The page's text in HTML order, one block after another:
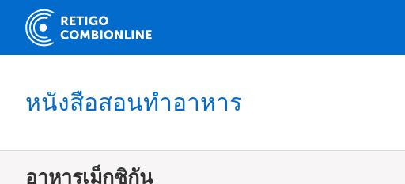
หนังสือสอนทำอาหาร
อาหารเม็กซิกัน